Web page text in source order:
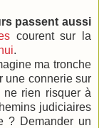
passent aussi
courent sur la
.
ma tronche
une connerie sur
ne rien risquer à
judiciaires
? Demander un